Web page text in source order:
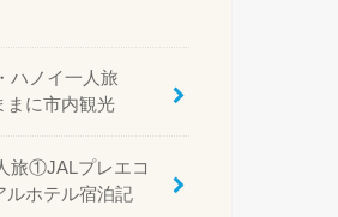
ハノイ一人旅
に市内観光
旅①JALプレエコ
ルホテル宿泊記